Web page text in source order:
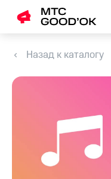
Назад к каталогу